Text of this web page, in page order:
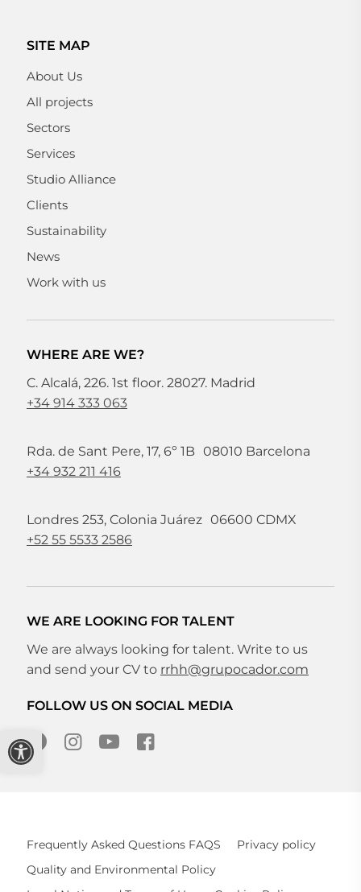
Open toolbar
SITE MAP
About Us
All projects
Sectors
Services
Studio Alliance
Clients
Sustainability
News
Work with us
WHERE ARE WE?
C. Alcalá, 226. 1st floor. 28027. Madrid
+34 914 333 063
Rda. de Sant Pere, 17, 6º 1B 08010 Barcelona
+34 932 211 416
Londres 253, Colonia Juárez 06600 CDMX
+52 55 5533 2586
WE ARE LOOKING FOR TALENT
We are always looking for talent. Write to us
and send your CV to rrhh@grupocador.com
FOLLOW US ON SOCIAL MEDIA
Frequently Asked Questions FAQS
Privacy policy
Quality and Environmental Policy